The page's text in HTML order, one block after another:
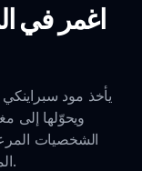
اغمر في
يأخذ مود
ويحوّلها إلى
الشخصيات
المود المصنوع بشكل فريد.